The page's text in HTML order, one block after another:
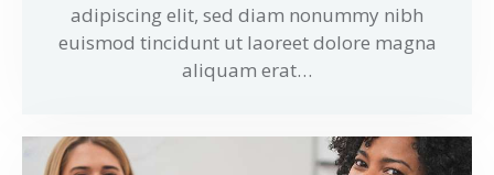
adipiscing elit, sed diam nonummy nibh
euismod tincidunt ut laoreet dolore magna
aliquam erat…